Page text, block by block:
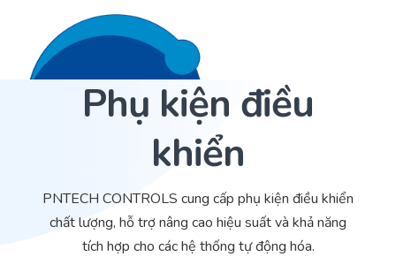
Trang Chủ
Dịch Vụ
Cảm biến ACI
Sản phẩm
Liên hệ 24/7
Phụ kiện điều
khiển
PNTECH CONTROLS cung cấp phụ kiện điều khiển
chất lượng, hỗ trợ nâng cao hiệu suất và khả năng
tích hợp cho các hệ thống tự động hóa.